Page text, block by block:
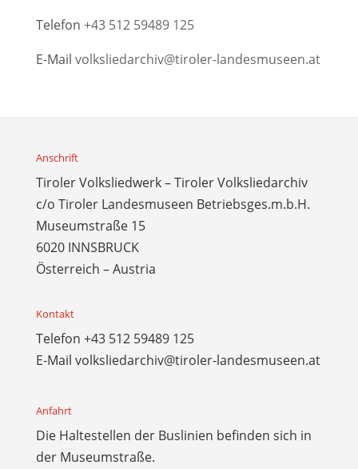
Telefon +43 512 59489 125
E-Mail volksliedarchiv@tiroler-landesmuseen.at
Anschrift
Tiroler Volksliedwerk – Tiroler Volksliedarchiv
c/o Tiroler Landesmuseen Betriebsges.m.b.H.
Museumstraße 15
6020 INNSBRUCK
Österreich – Austria
Kontakt
Telefon +43 512 59489 125
E-Mail volksliedarchiv@tiroler-landesmuseen.at
Anfahrt
Die Haltestellen der Buslinien befinden sich in
der Museumstraße.